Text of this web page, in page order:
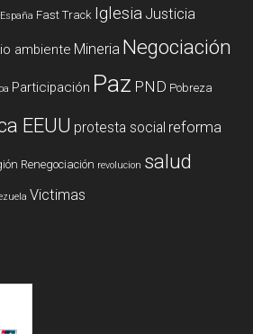
España Fast Track Iglesia Justicia
ambiente Mineria Negociación
Participación Paz PND Pobreza
EEUU protesta social reforma
Renegociación revolucion salud
Victimas